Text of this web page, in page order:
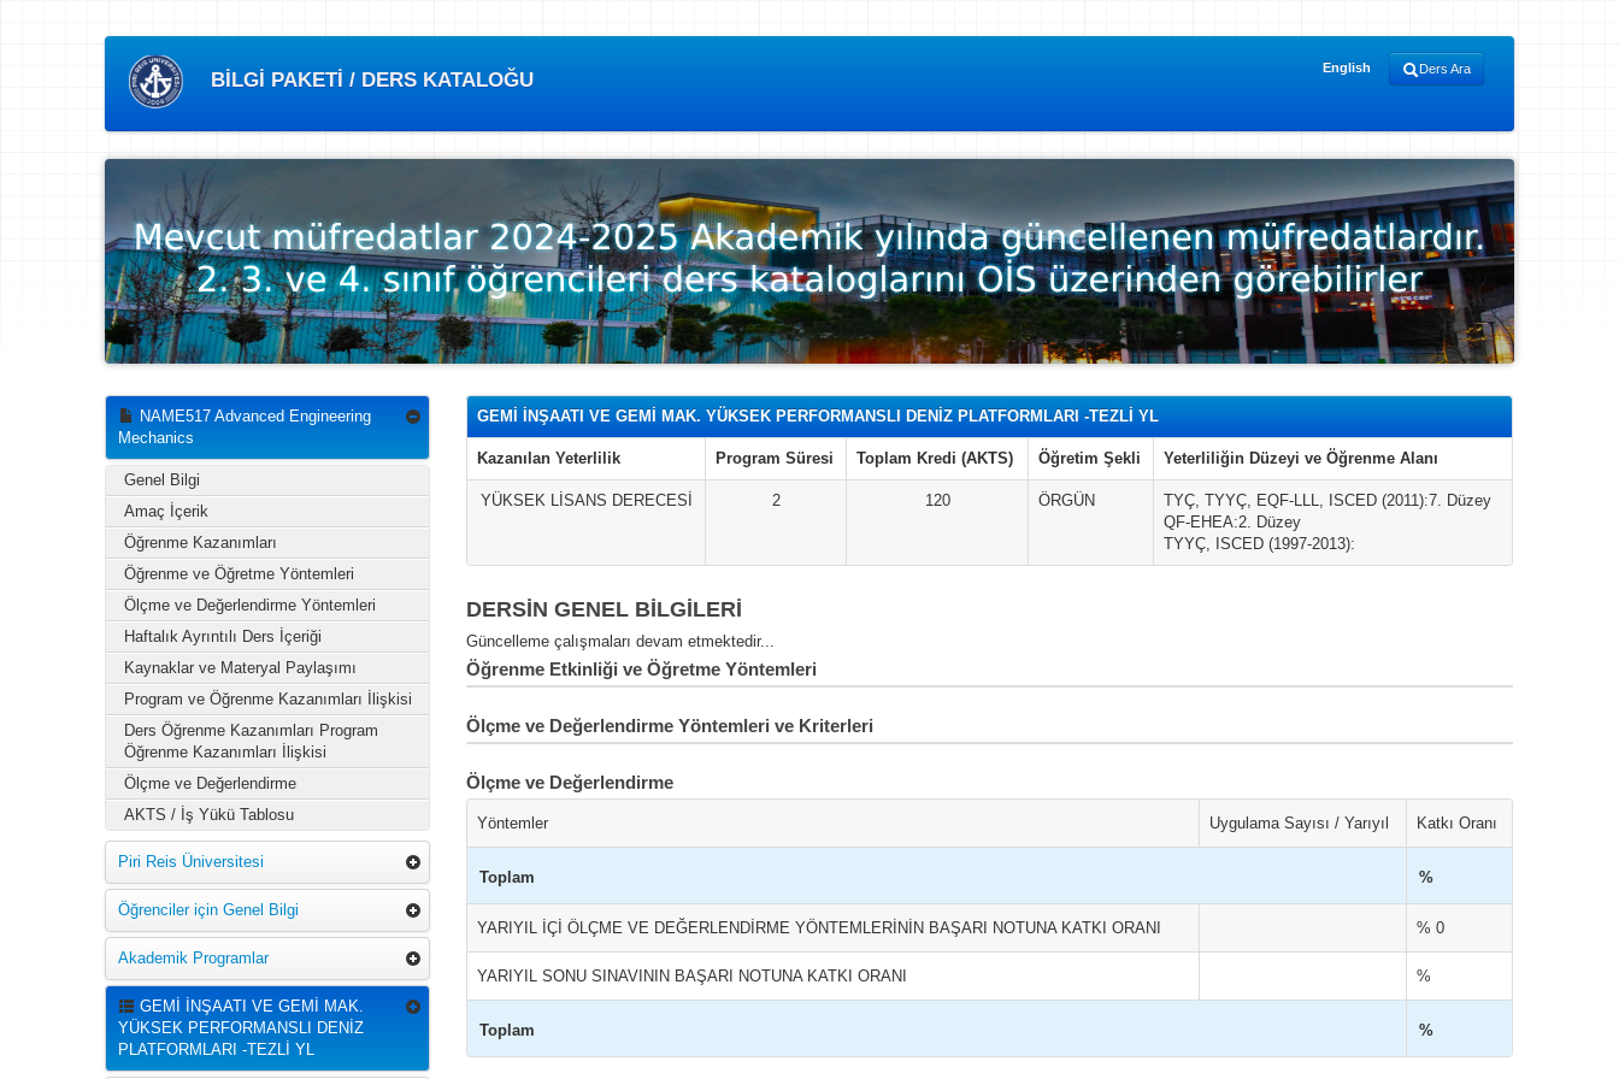
BİLGİ PAKETİ / DERS KATALOĞU
English Ders Ara
NAME517 Advanced Engineering
Mechanics
Genel Bilgi
Amaç İçerik
Öğrenme Kazanımları
Öğrenme ve Öğretme Yöntemleri
Ölçme ve Değerlendirme Yöntemleri
Haftalık Ayrıntılı Ders İçeriği
Kaynaklar ve Materyal Paylaşımı
Program ve Öğrenme Kazanımları İlişkisi
Ders Öğrenme Kazanımları Program
Öğrenme Kazanımları İlişkisi
Ölçme ve Değerlendirme
AKTS / İş Yükü Tablosu
Piri Reis Üniversitesi
Öğrenciler için Genel Bilgi
Akademik Programlar
GEMİ İNŞAATI VE GEMİ MAK.
YÜKSEK PERFORMANSLI DENİZ
PLATFORMLARI -TEZLİ YL
GEMİ İNŞAATI VE GEMİ MAK. YÜKSEK PERFORMANSLI DENİZ PLATFORMLARI -TEZLİ YL
Kazanılan Yeterlilik Program Süresi Toplam Kredi (AKTS) Öğretim Şekli Yeterliliğin Düzeyi ve Öğrenme Alanı
YÜKSEK LİSANS DERECESİ 2 120 ÖRGÜN
TYÇ, TYYÇ, EQF-LLL, ISCED (2011):7. Düzey
QF-EHEA:2. Düzey
TYYÇ, ISCED (1997-2013):
DERSİN GENEL BİLGİLERİ
Güncelleme çalışmaları devam etmektedir...
Öğrenme Etkinliği ve Öğretme Yöntemleri
Ölçme ve Değerlendirme Yöntemleri ve Kriterleri
Ölçme ve Değerlendirme
Yöntemler Uygulama Sayısı / Yarıyıl Katkı Oranı
Toplam %
YARIYIL İÇİ ÖLÇME VE DEĞERLENDİRME YÖNTEMLERİNİN BAŞARI NOTUNA KATKI ORANI % 0
YARIYIL SONU SINAVININ BAŞARI NOTUNA KATKI ORANI %
Toplam %